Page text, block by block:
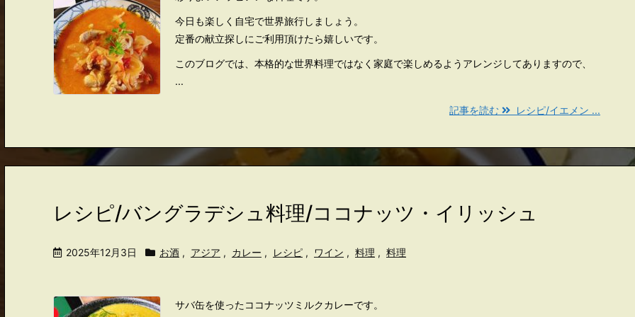
今日も楽しく自宅で世界旅行しましょう。
定番の献立探しにご利用頂けたら嬉しいです。
このブログでは、本格的な世界料理ではなく家庭で楽しめるようアレンジしてありますので、
...
記事を読む レシピ/イエメン ...
レシピ/バングラデシュ料理/ココナッツ・イリッシュ
2025年12月3日 お酒 , アジア , カレー , レシピ , ワイン , 料理 , 料理
サバ缶を使ったココナッツミルクカレーです。